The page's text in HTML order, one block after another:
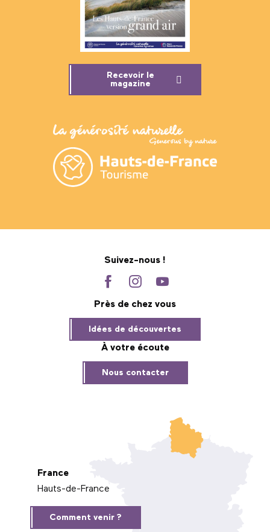
Recevoir le
magazine
Suivez-nous !
Près de chez vous
Idées de découvertes
À votre écoute
Nous contacter
France
Hauts-de-France
Comment venir ?